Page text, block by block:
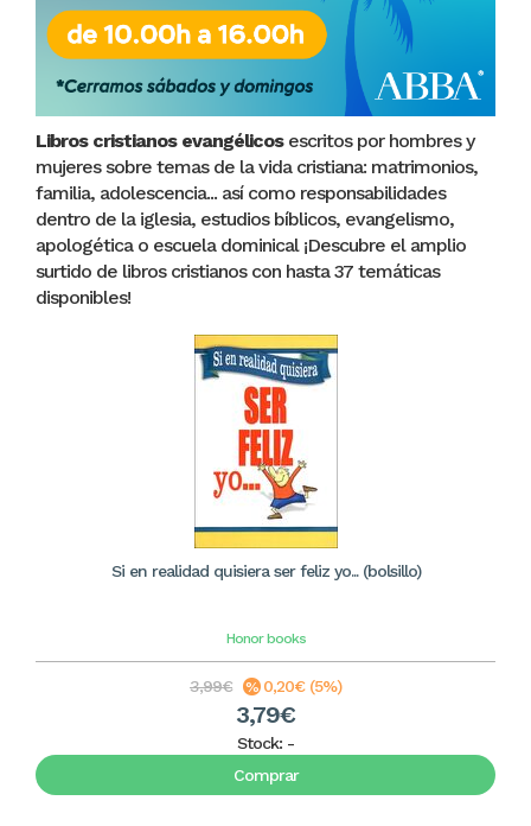
Libros cristianos evangélicosescritos por hombres y
mujeres sobre temas de la vida cristiana: matrimonios,
familia, adolescencia... así como responsabilidades
dentro de la iglesia, estudios bíblicos, evangelismo,
apologética o escuela dominical ¡Descubre el amplio
surtido de libros cristianos con hasta 37 temáticas
disponibles!
Si en realidad quisiera ser feliz yo... (bolsillo)
Honor books
3,99€ 0,20€ (5%)
3,79€
Stock: -
Comprar